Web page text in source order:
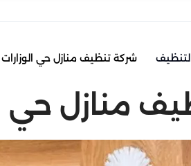
شركة تنظيف منازل حي الوزارات
منازل حي